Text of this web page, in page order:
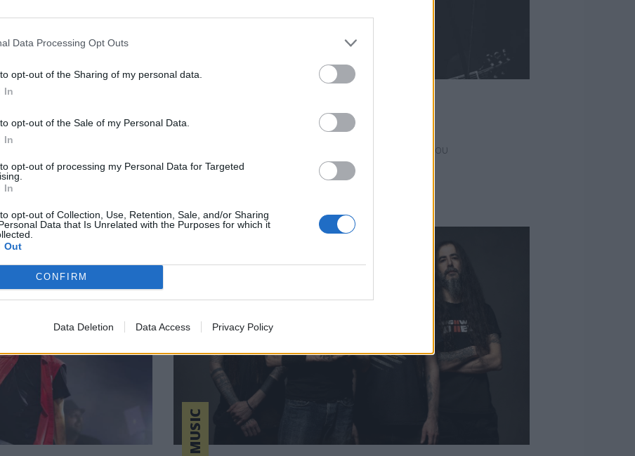
Data Processing Opt Outs
opt-out of the Sharing of my personal data.
In
opt-out of the Sale of my Personal Data.
In
opt-out of processing my Personal Data for Targeted
In
opt-out of Collection, Use, Retention, Sale, and/or Sharing
Data that Is Unrelated with the Purposes for which it
Out
CONFIRM
Data Deletion Data Access Privacy Policy
και ο Ορέστης
IMPORT MUSIC
Οι Χατζηφραγκέτα στην
Ο Σεπτέμβρης αποκτά και φέτος το δικό του
soundtrack